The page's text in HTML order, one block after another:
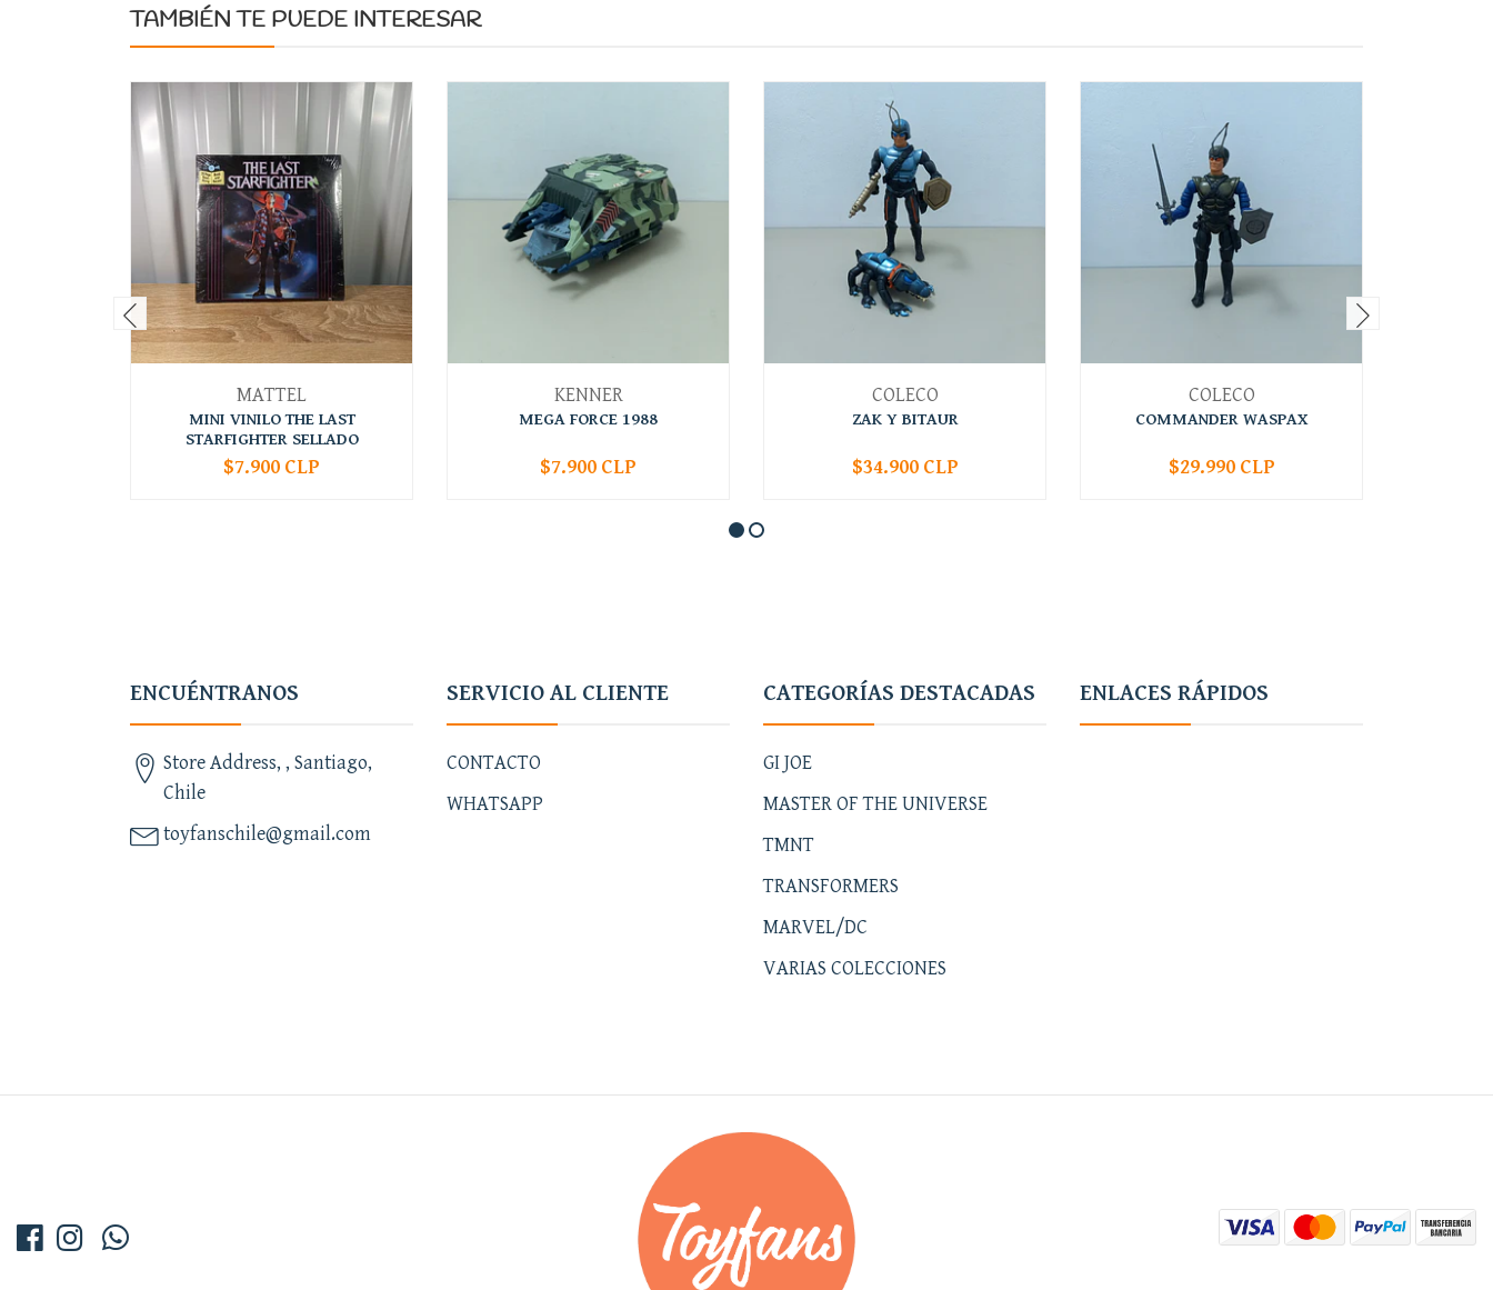
TAMBIÉN TE PUEDE INTERESAR
MATTEL
MINI VINILO THE LAST
STARFIGHTER SELLADO
+
$7.900 CLP
KENNER
MEGA FORCE 1988
+
$7.900 CLP
COLECO
ZAK Y BITAUR
+
$34.900 CLP
COLECO
COMMANDER WASPAX
+
$29.990 CLP
ENCUÉNTRANOS
Store Address, , Santiago,
Chile
toyfanschile@gmail.com
SERVICIO AL CLIENTE
CONTACTO
WHATSAPP
CATEGORÍAS DESTACADAS
GI JOE
MASTER OF THE UNIVERSE
TMNT
TRANSFORMERS
MARVEL/DC
VARIAS COLECCIONES
ENLACES RÁPIDOS